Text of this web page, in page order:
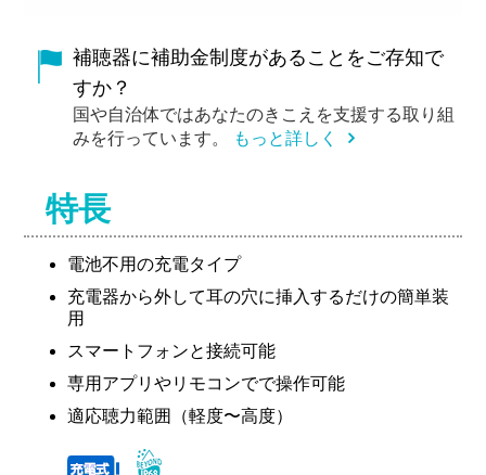
補聴器に補助金制度があることをご存知で
すか？
国や自治体ではあなたのきこえを支援する取り組
みを行っています。
もっと詳しく
特長
電池不用の充電タイプ
充電器から外して耳の穴に挿入するだけの簡単装
用
スマートフォンと接続可能
専用アプリやリモコンでで操作可能
適応聴力範囲（軽度〜高度）